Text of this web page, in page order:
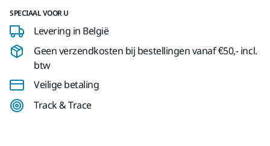
SPECIAAL VOOR U
Levering in België
Geen verzendkosten bij bestellingen vanaf €50,- incl.
btw
Veilige betaling
Track & Trace